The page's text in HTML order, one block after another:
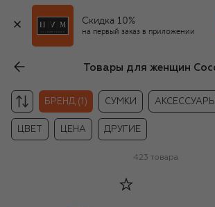
Скидка 10%
на первый заказ в приложении
БРЕНД (1) СУМКИ АКСЕССУАРЫ
ЦВЕТ ЦЕНА ДРУГИЕ
423 товара